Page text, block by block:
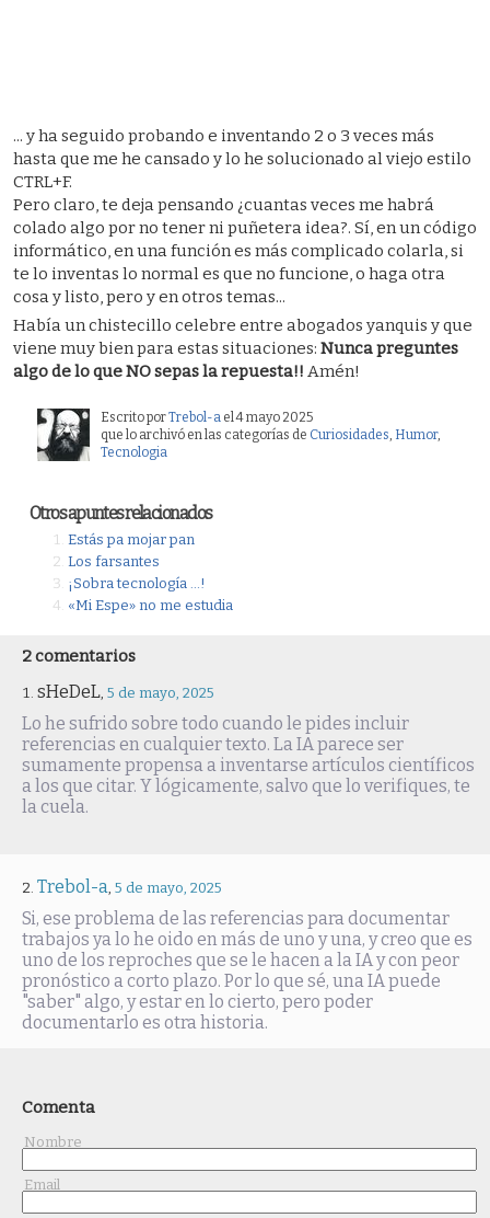
... y ha seguido probando e inventando 2 o 3 veces más
hasta que me he cansado y lo he solucionado al viejo estilo
CTRL+F.
Pero claro, te deja pensando ¿cuantas veces me habrá
colado algo por no tener ni puñetera idea?. Sí, en un código
informático, en una función es más complicado colarla, si
te lo inventas lo normal es que no funcione, o haga otra
cosa y listo, pero y en otros temas...
Había un chistecillo celebre entre abogados yanquis y que
viene muy bien para estas situaciones: Nunca preguntes
algo de lo que NO sepas la repuesta!! Amén!
Escrito porTrebol-a el 4 mayo 2025
que lo archivó en las categorías de Curiosidades, Humor,
Tecnologia
Otros apuntes relacionados
Estás pa mojar pan
Los farsantes
¡Sobra tecnología …!
«Mi Espe» no me estudia
2 comentarios
sHeDeL, 5 de mayo, 2025
Lo he sufrido sobre todo cuando le pides incluir
referencias en cualquier texto. La IA parece ser
sumamente propensa a inventarse artículos científicos
a los que citar. Y lógicamente, salvo que lo verifiques, te
la cuela.
Trebol-a, 5 de mayo, 2025
Si, ese problema de las referencias para documentar
trabajos ya lo he oido en más de uno y una, y creo que es
uno de los reproches que se le hacen a la IA y con peor
pronóstico a corto plazo. Por lo que sé, una IA puede
"saber" algo, y estar en lo cierto, pero poder
documentarlo es otra historia.
Comenta
Nombre
Email